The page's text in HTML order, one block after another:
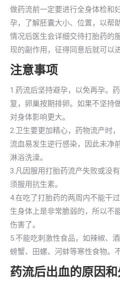
做药流前一定要进行全身体检和
孕，了解胚囊大小、位置，以帮
情况后医生会详细交待打胎药的
现的副作用，征得同意后就可以
注意事项
1.药流后坚持避孕，以免再孕。
复，卵巢按期排卵。如果不坚持
对身体影响更大。
2.卫生要更加精心，药物流产时
流血易发生逆行感染，因此未净
淋浴洗澡。
3.凡因服用打胎药流产失败或没
须服用抗生素。
4.在吃了打胎药的两周内不能干
生身体上是非常脆弱的，所以不
伤害了。
5.不能吃刺激性食品，如辣椒、
螃蟹、田螺、河蚌等寒性食物。
药流后出血的原因